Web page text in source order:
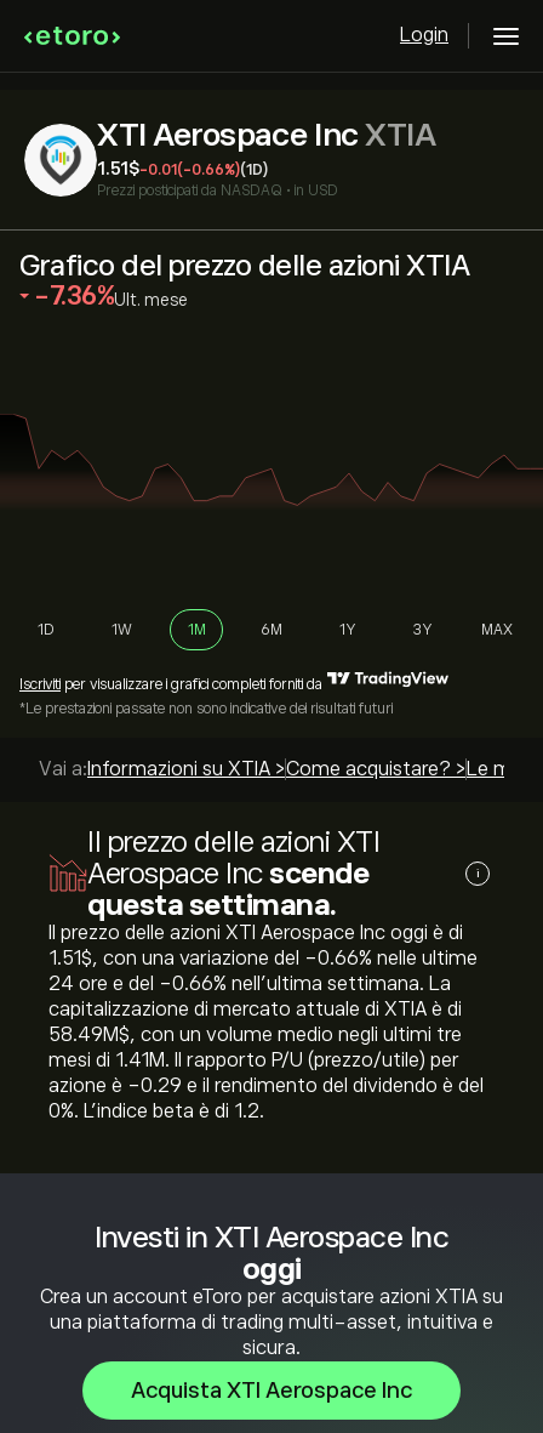
Login
XTI Aerospace Inc XTIA
1.51‎$‎-0.01 (-0.66%)(1D)
Prezzi posticipati da NASDAQ • in USD
Investi in XTI Aerospace Inc
oggi
Crea un account eToro per acquistare azioni XTIA su
una piattaforma di trading multi-asset, intuitiva e
sicura.
Acquista XTI Aerospace Inc
Grafico del prezzo delle azioni XTIA
‎-7.36‎ Ult. mese
1D 1W 1M 6M 1Y 3Y MAX
Iscriviti per visualizzare i grafici completi forniti da
*Le prestazioni passate non sono indicative dei risultati futuri
Vai a: Informazioni su XTIA >Come acquistare? > Le
Il prezzo delle azioni XTI
Aerospace Incscende
questa settimana.
i
Il prezzo delle azioni XTI Aerospace Inc oggi è di
1.51‎$‎, con una variazione del ‎-0.66‎% nelle ultime
24 ore e del ‎-0.66‎% nell'ultima settimana. La
capitalizzazione di mercato attuale di XTIA è di
58.49M‎$‎, con un volume medio negli ultimi tre
mesi di 1.41M. Il rapporto P/U (prezzo/utile) per
azione è -0.29 e il rendimento del dividendo è del
0%. L'indice beta è di 1.2.